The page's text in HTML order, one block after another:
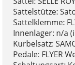
Sattelstütze:
Sattelklemme:
Innenlager: n/a
Kurbelsatz:
Pedale: FLYER